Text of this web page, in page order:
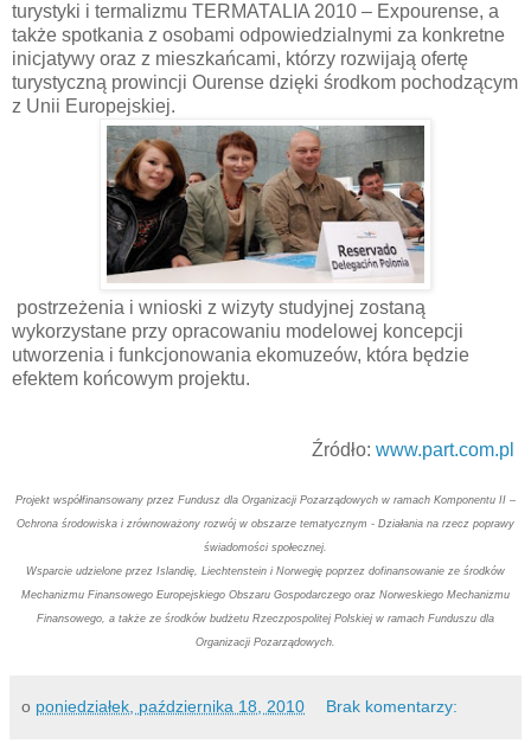
turystyki i termalizmu TERMATALIA 2010 – Expourense, a
także spotkania z osobami odpowiedzialnymi za konkretne
inicjatywy oraz z mieszkańcami, którzy rozwijają ofertę
turystyczną prowincji Ourense dzięki środkom pochodzącym
z Unii Europejskiej.
postrzeżenia i wnioski z wizyty studyjnej zostaną
wykorzystane przy opracowaniu modelowej koncepcji
utworzenia i funkcjonowania ekomuzeów, która będzie
efektem końcowym projektu.
Źródło: www.part.com.pl
Projekt współfinansowany przez Fundusz dla Organizacji Pozarządowych w ramach Komponentu II –
Ochrona środowiska i zrównoważony rozwój w obszarze tematycznym - Działania na rzecz poprawy
świadomości społecznej.
Wsparcie udzielone przez Islandię, Liechtenstein i Norwegię poprzez dofinansowanie ze środków
Mechanizmu Finansowego Europejskiego Obszaru Gospodarczego oraz Norweskiego Mechanizmu
Finansowego, a także ze środków budżetu Rzeczpospolitej Polskiej w ramach Funduszu dla
Organizacji Pozarządowych.
o poniedziałek, października 18, 2010 Brak komentarzy: